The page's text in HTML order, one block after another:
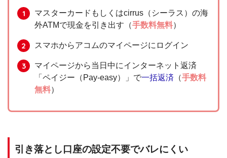
マスターカードもしくはcirrus（シーラス）の海
外ATMで現金を引き出す（手数料無料）
スマホからアコムのマイページにログイン
マイページから当日中にインターネット返済
「ペイジー（Pay-easy）」で一括返済 （手数料
無料）
引き落とし口座の設定不要でバレにくい